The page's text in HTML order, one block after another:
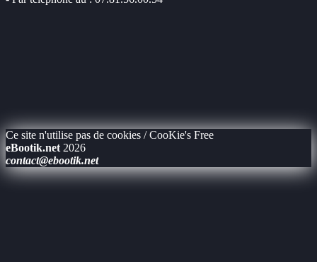
Ce site n'utilise pas de cookies / CooKie's Free
eBootik.net 2026
contact@ebootik.net